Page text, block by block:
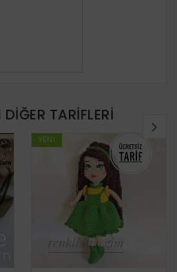
TARIFLERI
YENI